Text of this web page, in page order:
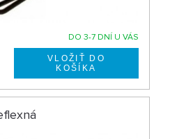
DO 3-7 DNÍ U VÁS